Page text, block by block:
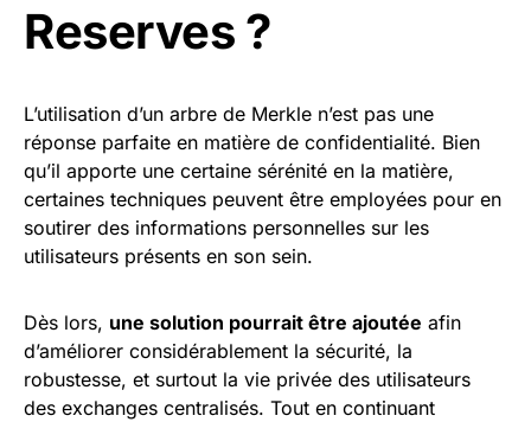
Reserves ?
L’utilisation d’un arbre de Merkle n’est pas une
réponse parfaite en matière de confidentialité. Bien
qu’il apporte une certaine sérénité en la matière,
certaines techniques peuvent être employées pour en
soutirer des informations personnelles sur les
utilisateurs présents en son sein.
Dès lors, une solution pourrait être ajoutée afin
d’améliorer considérablement la sécurité, la
robustesse, et surtout la vie privée des utilisateurs
des exchanges centralisés. Tout en continuant